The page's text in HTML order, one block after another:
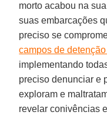
morto acabou na
suas embarcações
preciso se
campos de
implementando
preciso denunciar e
exploram e
revelar conivências